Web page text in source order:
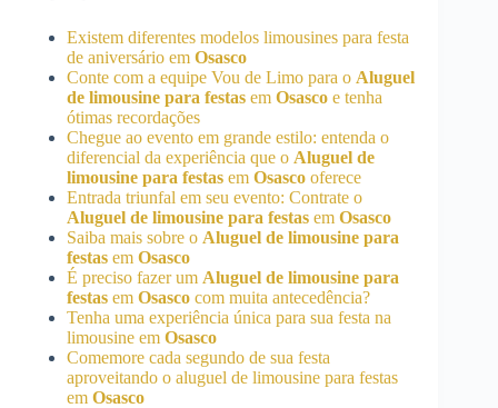
Existem diferentes modelos limousines para festa
de aniversário em Osasco
Conte com a equipe Vou de Limo para o Aluguel
de limousine para festas em Osasco e tenha
ótimas recordações
Chegue ao evento em grande estilo: entenda o
diferencial da experiência que o Aluguel de
limousine para festas em Osasco oferece
Entrada triunfal em seu evento: Contrate o
Aluguel de limousine para festas em Osasco
Saiba mais sobre o Aluguel de limousine para
festas em Osasco
É preciso fazer um Aluguel de limousine para
festas em Osasco com muita antecedência?
Tenha uma experiência única para sua festa na
limousine em Osasco
Comemore cada segundo de sua festa
aproveitando o aluguel de limousine para festas
em Osasco